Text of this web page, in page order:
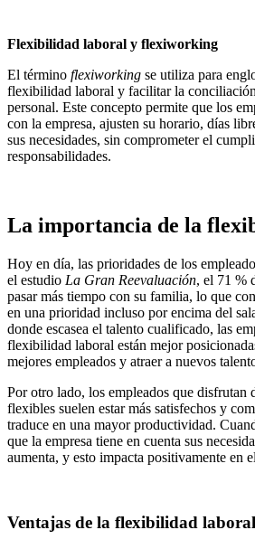
Flexibilidad laboral y flexiworking
El término flexiworking se utiliza para
flexibilidad laboral y facilitar la
personal. Este concepto permite que los
con la empresa, ajusten su horario, días
sus necesidades, sin comprometer el
responsabilidades.
La importancia de la
Hoy en día, las prioridades de los
el estudio La Gran Reevaluación, el 71 %
pasar más tiempo con su familia, lo que
en una prioridad incluso por encima del
donde escasea el talento cualificado, las
flexibilidad laboral están mejor
mejores empleados y atraer a nuevos
Por otro lado, los empleados que disfrutan
flexibles suelen estar más satisfechos y
traduce en una mayor productividad.
que la empresa tiene en cuenta sus
aumenta, y esto impacta positivamente en
Ventajas de la flexibilidad laboral